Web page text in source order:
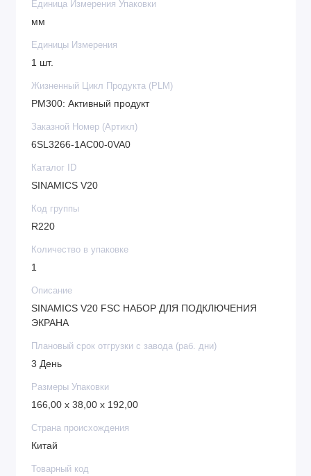
Единица Измерения Упаковки
мм
Единицы Измерения
1 шт.
Жизненный Цикл Продукта (PLM)
PM300: Активный продукт
Заказной Номер (Артикл)
6SL3266-1AC00-0VA0
Каталог ID
SINAMICS V20
Код группы
R220
Количество в упаковке
1
Описание
SINAMICS V20 FSC НАБОР ДЛЯ ПОДКЛЮЧЕНИЯ
ЭКРАНА
Плановый срок отгрузки с завода (раб. дни)
3 День
Размеры Упаковки
166,00 x 38,00 x 192,00
Страна происхождения
Китай
Товарный код